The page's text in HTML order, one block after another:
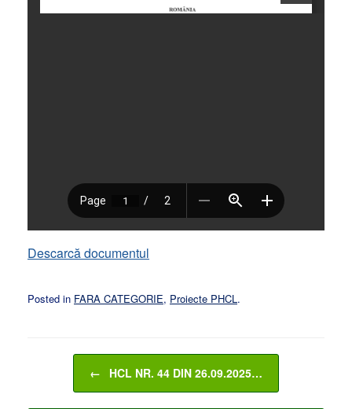
Descarcă documentul
Posted in FARA CATEGORIE, Proiecte PHCL .
Post navigation
← HCL NR. 44 DIN 26.09.2025…